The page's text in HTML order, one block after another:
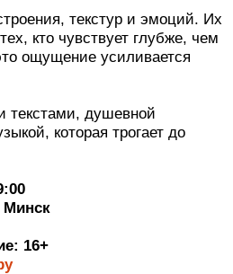
текстур и эмоций. Их
кто чувствует глубже, чем
ощущение усиливается
текстами, душевной
которая трогает до
Минск
16+